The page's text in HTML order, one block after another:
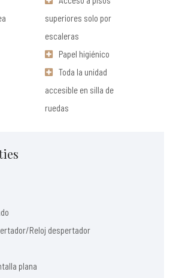
superiores solo por
escaleras
Papel higiénico
Toda la unidad
accesible en silla de
ruedas
Reloj despertador
plana